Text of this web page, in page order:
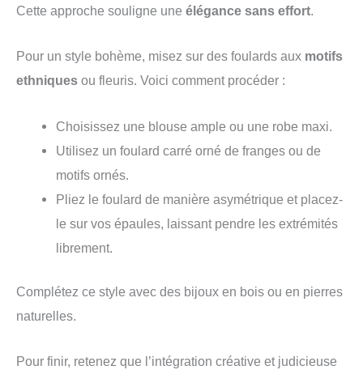
Cette approche souligne une élégance sans effort.
Pour un style bohème, misez sur des foulards aux motifs
ethniques ou fleuris. Voici comment procéder :
Choisissez une blouse ample ou une robe maxi.
Utilisez un foulard carré orné de franges ou de
motifs ornés.
Pliez le foulard de manière asymétrique et placez-
le sur vos épaules, laissant pendre les extrémités
librement.
Complétez ce style avec des bijoux en bois ou en pierres
naturelles.
Pour finir, retenez que l’intégration créative et judicieuse